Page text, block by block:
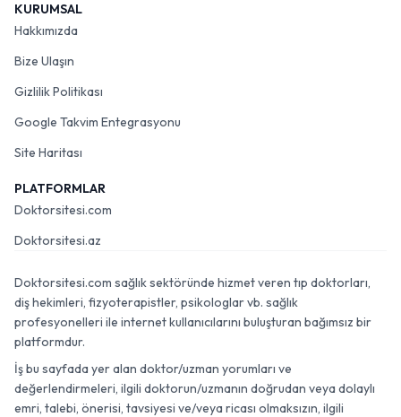
KURUMSAL
Hakkımızda
Bize Ulaşın
Gizlilik Politikası
Google Takvim Entegrasyonu
Site Haritası
PLATFORMLAR
Doktorsitesi.com
Doktorsitesi.az
Doktorsitesi.com sağlık sektöründe hizmet veren tıp doktorları,
diş hekimleri, fizyoterapistler, psikologlar vb. sağlık
profesyonelleri ile internet kullanıcılarını buluşturan bağımsız bir
platformdur.
İş bu sayfada yer alan doktor/uzman yorumları ve
değerlendirmeleri, ilgili doktorun/uzmanın doğrudan veya dolaylı
emri, talebi, önerisi, tavsiyesi ve/veya ricası olmaksızın, ilgili